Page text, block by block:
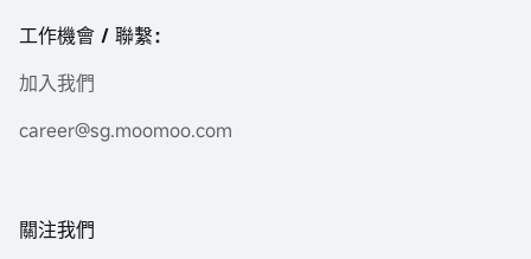
工作機會 / 聯繫：
加入我們
career@sg.moomoo.com
關注我們